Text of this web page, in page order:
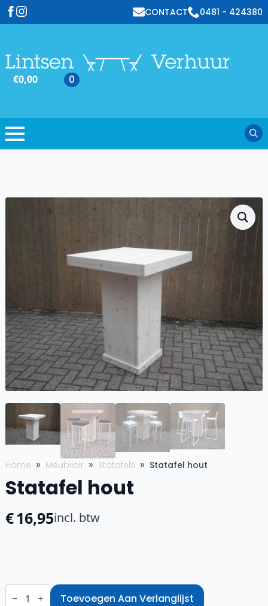
CONTACT 0481 - 424380
€0,00 0
Home Meubilair Statafels Statafel hout
Statafel hout
€16,95incl. btw
Statafel
hout Toevoegen Aan Verlanglijst